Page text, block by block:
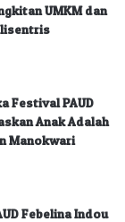
UMKM dan
Festival PAUD
Anak Adalah
Manokwari
Febelina Indou